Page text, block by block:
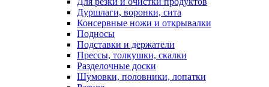
Дуршлаги, воронки, сита
Консервные ножи и открывалки
Подносы
Подставки и держатели
Прессы, толкушки, скалки
Разделочные доски
Шумовки, половники, лопатки